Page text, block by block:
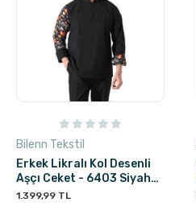
Bilenn Tekstil
Erkek Likralı Kol Desenli
Aşçı Ceket - 6403 Siyah
Çakıl Taşı
1.399,99 TL